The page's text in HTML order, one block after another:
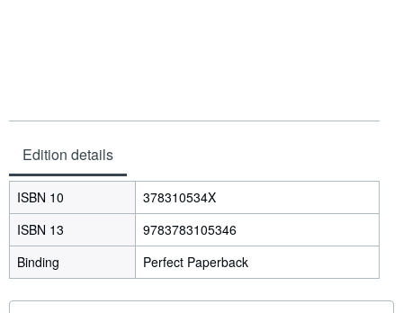
Edition details
ISBN 10
378310534X
ISBN 13
9783783105346
Binding
Perfect Paperback